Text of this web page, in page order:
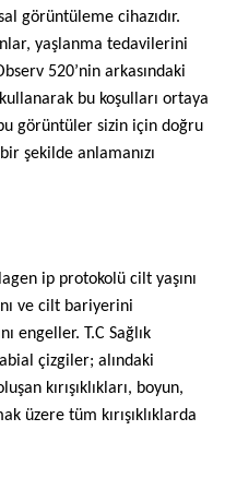
görüntüleme cihazıdır.
yaşlanma tedavilerini
520’nin arkasındaki
bu koşulları ortaya
görüntüler sizin için doğru
şekilde anlamanızı
ip protokolü cilt yaşını
ve cilt bariyerini
engeller. T.C Sağlık
çizgiler; alındaki
kırışıklıkları, boyun,
üzere tüm kırışıklıklarda